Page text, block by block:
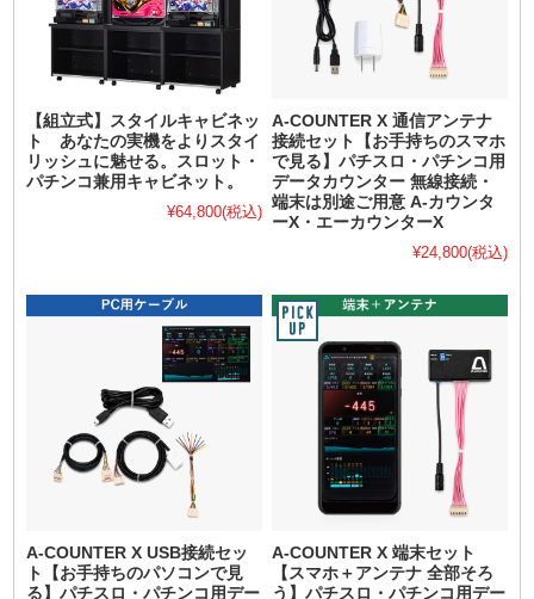
【組立式】スタイルキャビネッ
ト あなたの実機をよりスタイ
リッシュに魅せる。スロット・
パチンコ兼用キャビネット。
¥64,800(税込)
A-COUNTER X 通信アンテナ
接続セット【お手持ちのスマホ
で見る】パチスロ・パチンコ用
データカウンター 無線接続・
端末は別途ご用意 A-カウンタ
ーX・エーカウンターX
¥24,800(税込)
A-COUNTER X USB接続セッ
ト【お手持ちのパソコンで見
る】パチスロ・パチンコ用デー
A-COUNTER X 端末セット
【スマホ＋アンテナ 全部そろ
う】パチスロ・パチンコ用デー